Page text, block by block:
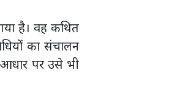
है। वह कथित
का संचालन
पर उसे भी